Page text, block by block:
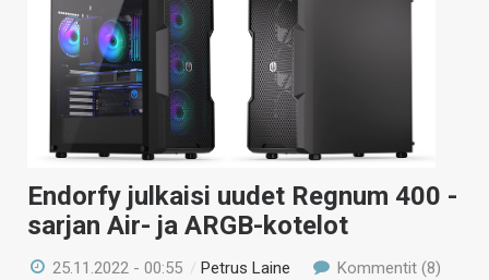
HINTA.FI
KAUPPA
VAIHDA TEEMA
HAKU
Endorfy julkaisi uudet Regnum 400 -
sarjan Air- ja ARGB-kotelot
25.11.2022 - 00:55 /Petrus Laine Kommentit (8)